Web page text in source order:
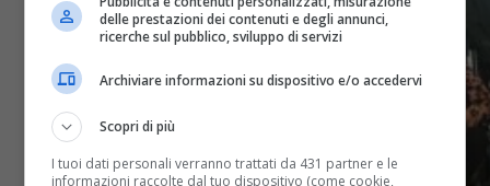
delle prestazioni dei contenuti e degli annunci,
ricerche sul pubblico, sviluppo di servizi
Archiviare informazioni su dispositivo e/o accedervi
Scopri di più
I tuoi dati personali verranno trattati da 431 partner e le
informazioni raccolte dal tuo dispositivo (come cookie,